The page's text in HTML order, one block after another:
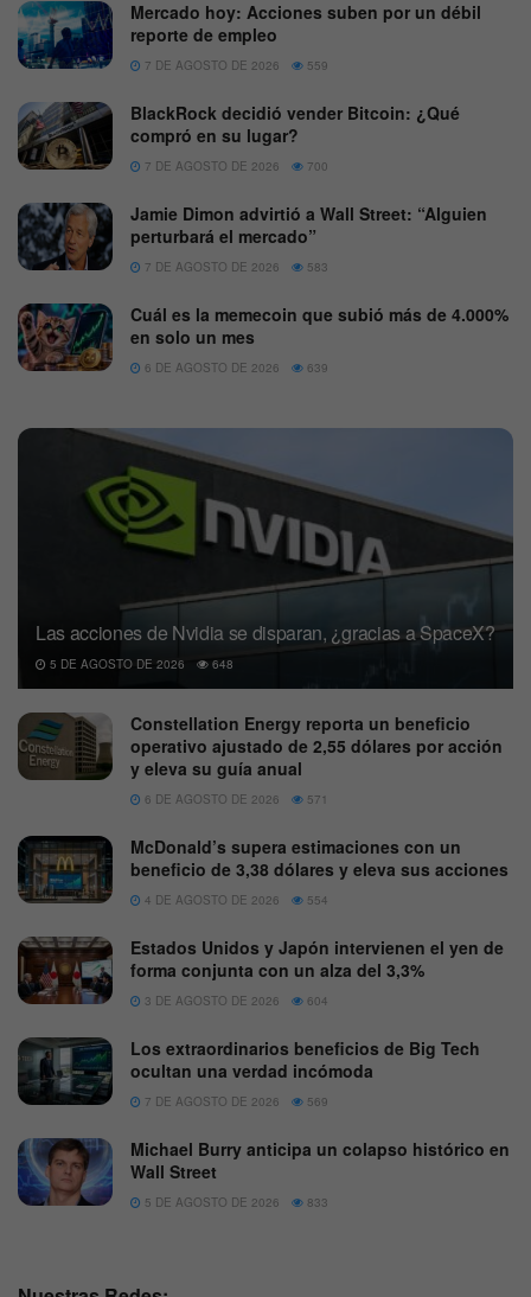
Mercado hoy: Acciones suben por un débil
reporte de empleo
7 DE AGOSTO DE 2026 559
BlackRock decidió vender Bitcoin: ¿Qué
compró en su lugar?
7 DE AGOSTO DE 2026 700
Jamie Dimon advirtió a Wall Street: “Alguien
perturbará el mercado”
7 DE AGOSTO DE 2026 583
Cuál es la memecoin que subió más de 4.000%
en solo un mes
6 DE AGOSTO DE 2026 639
Las acciones de Nvidia se disparan, ¿gracias a SpaceX?
5 DE AGOSTO DE 2026 648
Constellation Energy reporta un beneficio
operativo ajustado de 2,55 dólares por acción
y eleva su guía anual
6 DE AGOSTO DE 2026 571
McDonald’s supera estimaciones con un
beneficio de 3,38 dólares y eleva sus acciones
4 DE AGOSTO DE 2026 554
Estados Unidos y Japón intervienen el yen de
forma conjunta con un alza del 3,3%
3 DE AGOSTO DE 2026 604
Los extraordinarios beneficios de Big Tech
ocultan una verdad incómoda
7 DE AGOSTO DE 2026 569
Michael Burry anticipa un colapso histórico en
Wall Street
5 DE AGOSTO DE 2026 833